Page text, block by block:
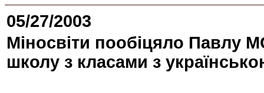
05/27/2003
Міносвіти пообіцяло Павлу
школу з класами з